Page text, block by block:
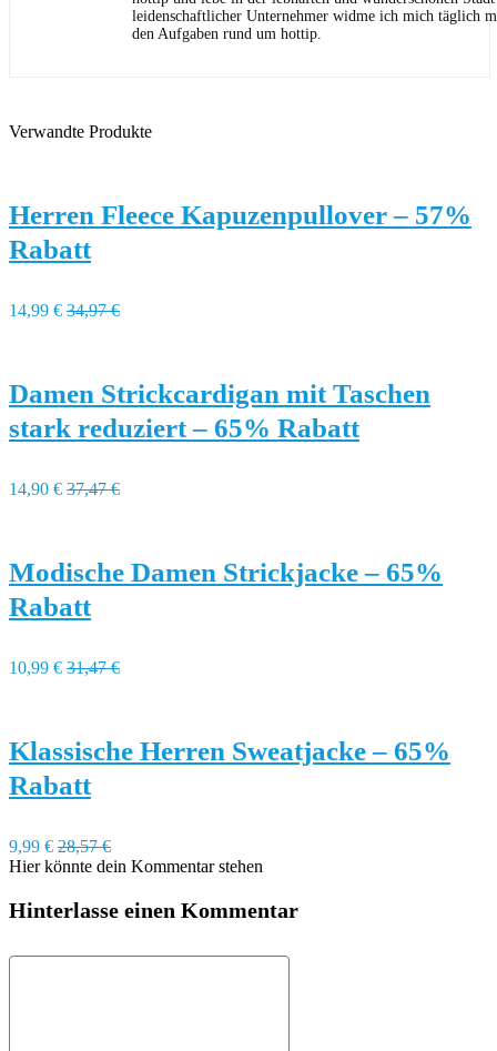
leidenschaftlicher Unternehmer widme ich mich täglich
den Aufgaben rund um hottip.
Verwandte Produkte
Herren Fleece Kapuzenpullover – 57%
Rabatt
14,99 € 34,97 €
Damen Strickcardigan mit Taschen
stark reduziert – 65% Rabatt
14,90 € 37,47 €
Modische Damen Strickjacke – 65%
Rabatt
10,99 € 31,47 €
Klassische Herren Sweatjacke – 65%
Rabatt
9,99 € 28,57 €
Hier könnte dein Kommentar stehen
Hinterlasse einen Kommentar